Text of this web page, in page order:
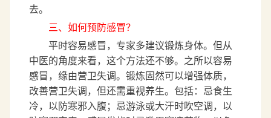
去。
三、如何预防感冒？
平时容易感冒，专家多建议锻炼身体。但从
中医的角度来看，这个方法还不够。之所以容易
感冒，缘由营卫失调。锻炼固然可以增强体质，
改善营卫失调，但还需重视养生。包括：忌食生
冷，以防寒邪入腹；忌游泳或大汗时吹空调，以